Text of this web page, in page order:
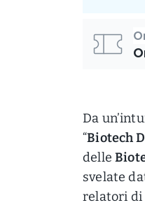
Da
“Biotech
delle
svelate
relatori di